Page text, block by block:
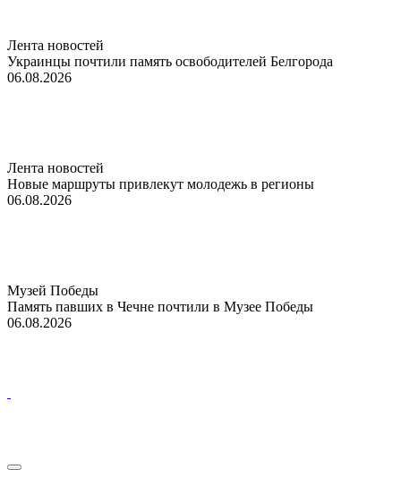
Лента новостей
Украинцы почтили память освободителей Белгорода
06.08.2026
Лента новостей
Новые маршруты привлекут молодежь в регионы
06.08.2026
Музей Победы
Память павших в Чечне почтили в Музее Победы
06.08.2026